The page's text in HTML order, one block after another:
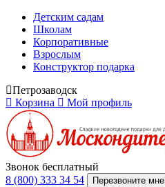
Детским садам
Школам
Корпоративные
Взрослым
Конструктор подарка
Петрозаводск
Корзина
Мой профиль
Звонок бесплатный
8 (800) 333 34 54
Перезвоните мне